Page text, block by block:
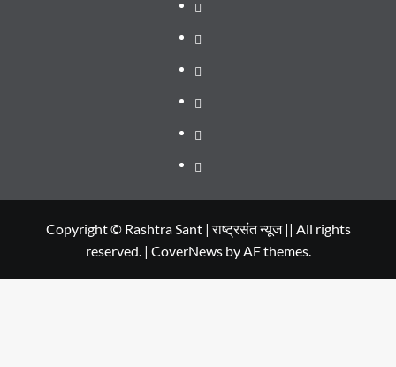
About
WEB
SERIES
TO
Dehradun
Smart
City
Life
in
Dehradun
Places
to
in
Dehradun
सम्पर्क
Copyright © Rashtra Sant | राष्ट्रसंत न्यूज || All rights
reserved. | CoverNewsby AF themes.